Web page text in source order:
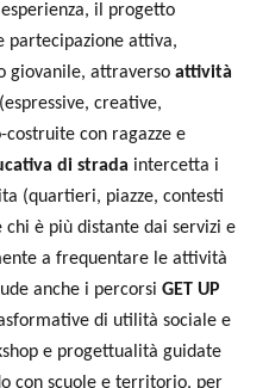
il progetto
partecipazione attiva,
giovanile, attraverso attività
(espressive, creative,
con ragazze e
di strada intercetta i
(quartieri, piazze, contesti
è più distante dai servizi e
a frequentare le attività
anche i percorsi GET UP
di utilità sociale e
e progettualità guidate
con scuole e territorio, per